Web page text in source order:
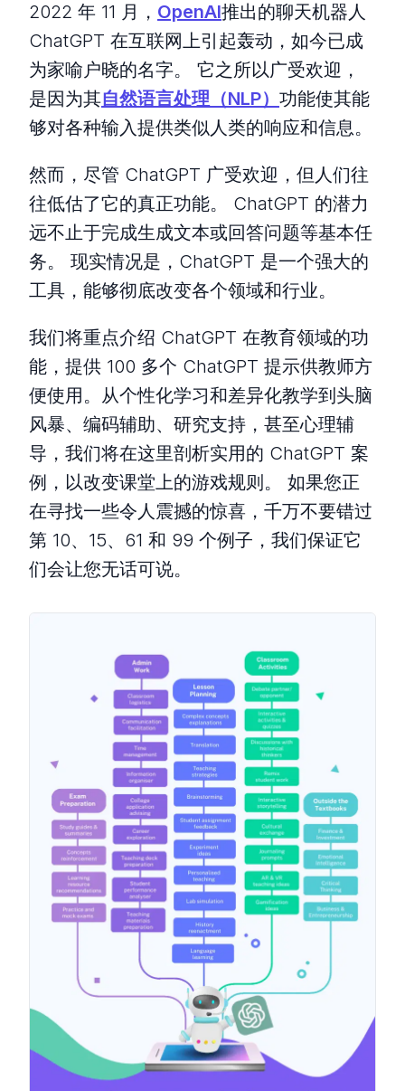
2022 年 11 月， OpenAI推出的聊天机器人
ChatGPT 在互联网上引起轰动，如今已成
为家喻户晓的名字。 它之所以广受欢迎，
是因为其自然语言处理（NLP） 功能使其能
够对各种输入提供类似人类的响应和信息。
然而，尽管 ChatGPT 广受欢迎，但人们往
往低估了它的真正功能。 ChatGPT 的潜力
远不止于完成生成文本或回答问题等基本任
务。 现实情况是，ChatGPT 是一个强大的
工具，能够彻底改变各个领域和行业。
我们将重点介绍 ChatGPT 在教育领域的功
能，提供 100 多个 ChatGPT 提示供教师方
便使用。从个性化学习和差异化教学到头脑
风暴、编码辅助、研究支持，甚至心理辅
导，我们将在这里剖析实用的 ChatGPT 案
例，以改变课堂上的游戏规则。 如果您正
在寻找一些令人震撼的惊喜，千万不要错过
第 10、15、61 和 99 个例子，我们保证它
们会让您无话可说。